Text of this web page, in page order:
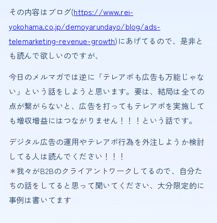
その内容はブログ(https://www.rei-
yokohama.co.jp/demoyarundayo/blog/ads-
telemarketing-revenue-growth)にあげてるので、是非と
も読んで欲しいのですが、
今日のメルマガでは逆に「テレアポも広告も万能じゃな
い」という話をしようと思います。要は、結局は全ての
点が繋がらないと、広告を打ってもテレアポを実施して
も増収増益にはつながりません！！！という話です。
デジタル広告の運用やテレアポ行為を外注しようか検討
してる人は読んでください！！！
＊我々がB2Bのクライアントワークしてるので、自分た
ちの話をしてると思って聞いてください、大分限定的に
事例は書いてます